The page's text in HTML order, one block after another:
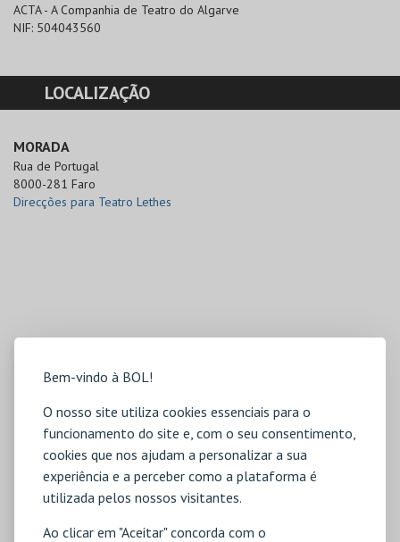
Bem-vindo à BOL!
O nosso site utiliza cookies essenciais para o
funcionamento do site e, com o seu consentimento,
cookies que nos ajudam a personalizar a sua
experiência e a perceber como a plataforma é
utilizada pelos nossos visitantes.
Ao clicar em "Aceitar" concorda com o
ACTA - A Companhia de Teatro do Algarve
NIF: 504043560
LOCALIZAÇÃO
MORADA
Rua de Portugal
8000-281 Faro
Direcções para Teatro Lethes